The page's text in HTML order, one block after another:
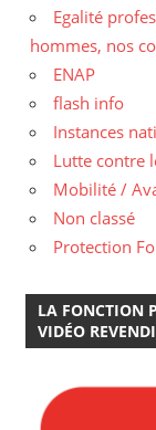
Egalité
hommes, nos
ENAP
flash info
Instances
Lutte contre
Mobilité /
Non classé
Protection
LA FONCTION
VIDÉO